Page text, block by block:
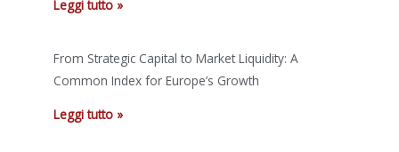
Leggi tutto »
From Strategic Capital to Market Liquidity: A
Common Index for Europe’s Growth
Leggi tutto »